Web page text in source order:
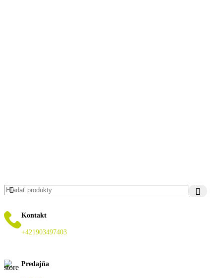
Kontakt
+421903497403
Predajňa